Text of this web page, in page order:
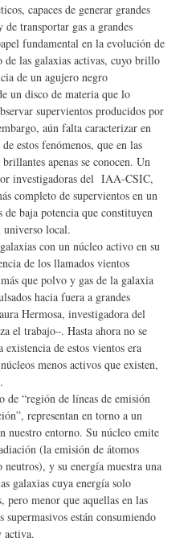
capaces de generar grandes
de transportar gas a grandes
fundamental en la evolución de
de las galaxias activas, cuyo brillo
de un agujero negro
un disco de materia que lo
supervientos producidos por
aún falta caracterizar en
estos fenómenos, que en las
apenas se conocen. Un
investigadoras del IAA-CSIC,
completo de supervientos en un
de baja potencia que constituyen
universo local.
con un núcleo activo en su
de los llamados vientos
que polvo y gas de la galaxia
hacia fuera a grandes
Hermosa, investigadora del
el trabajo–. Hasta ahora no se
de estos vientos era
menos activos que existen,
“región de líneas de emisión
representan en torno a un
nuestro entorno. Su núcleo emite
(la emisión de átomos
y su energía muestra una
galaxias cuya energía solo
pero menor que aquellas en las
supermasivos están consumiendo
activa.